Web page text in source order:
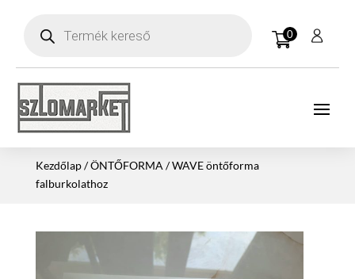
search
0
Kezdőlap/ÖNTŐFORMA / WAVE öntőforma
falburkolathoz